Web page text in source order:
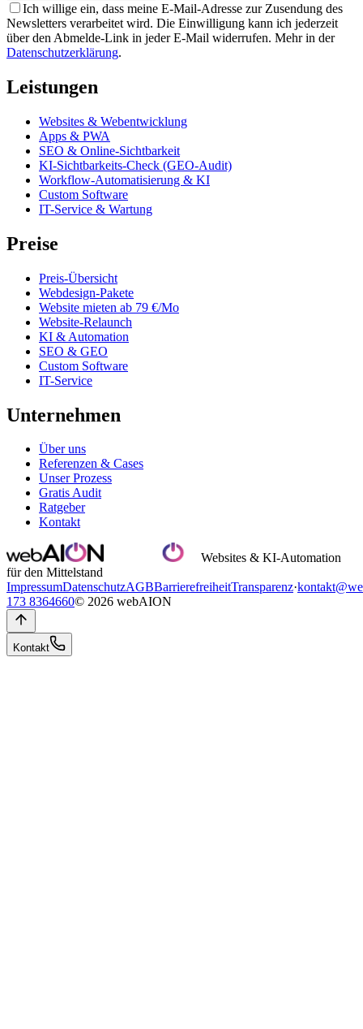
Ich willige ein, dass meine E-Mail-Adresse zur Zusendung des
Newsletters verarbeitet wird. Die Einwilligung kann ich jederzeit
über den Abmelde-Link in jeder E-Mail widerrufen. Mehr in der
Datenschutzerklärung.
Leistungen
Websites & Webentwicklung
Apps & PWA
SEO & Online-Sichtbarkeit
KI-Sichtbarkeits-Check (GEO-Audit)
Workflow-Automatisierung & KI
Custom Software
IT-Service & Wartung
Preise
Preis-Übersicht
Webdesign-Pakete
Website mieten ab 79 €/Mo
Website-Relaunch
KI & Automation
SEO & GEO
Custom Software
IT-Service
Unternehmen
Über uns
Referenzen & Cases
Unser Prozess
Gratis Audit
Ratgeber
Kontakt
Websites & KI-Automation
für den Mittelstand
ImpressumDatenschutzAGBBarrierefreiheitTransparenz·
173 8364660© 2026 webAION
Kontakt